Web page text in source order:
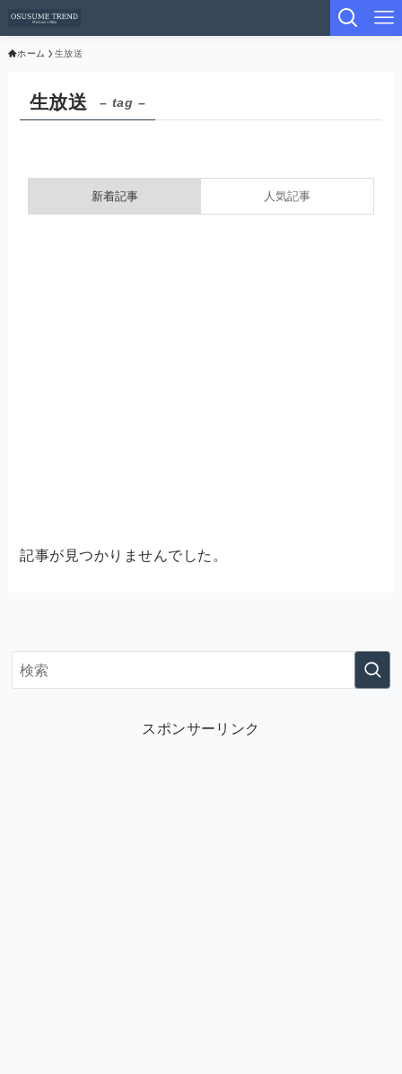
ホーム 生放送
生放送 – tag –
新着記事 人気記事
記事が見つかりませんでした。
スポンサーリンク